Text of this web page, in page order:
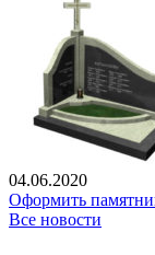
04.06.2020
Оформить
Все новости